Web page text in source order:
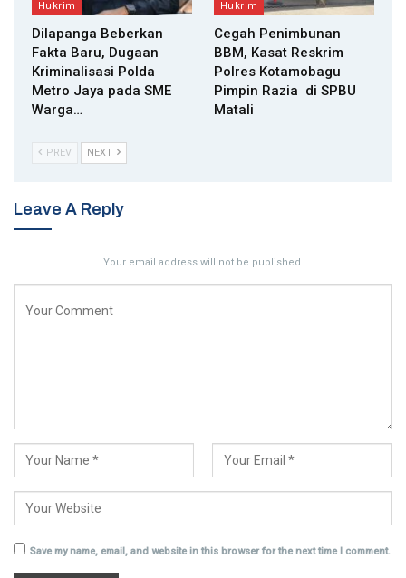
Hukrim
Dilapanga Beberkan
Fakta Baru, Dugaan
Kriminalisasi Polda
Metro Jaya pada SME
Warga…
Hukrim
Cegah Penimbunan
BBM, Kasat Reskrim
Polres Kotamobagu
Pimpin Razia di SPBU
Matali
PREV NEXT
Leave A Reply
Your email address will not be published.
Save my name, email, and website in this browser for the next time I comment.